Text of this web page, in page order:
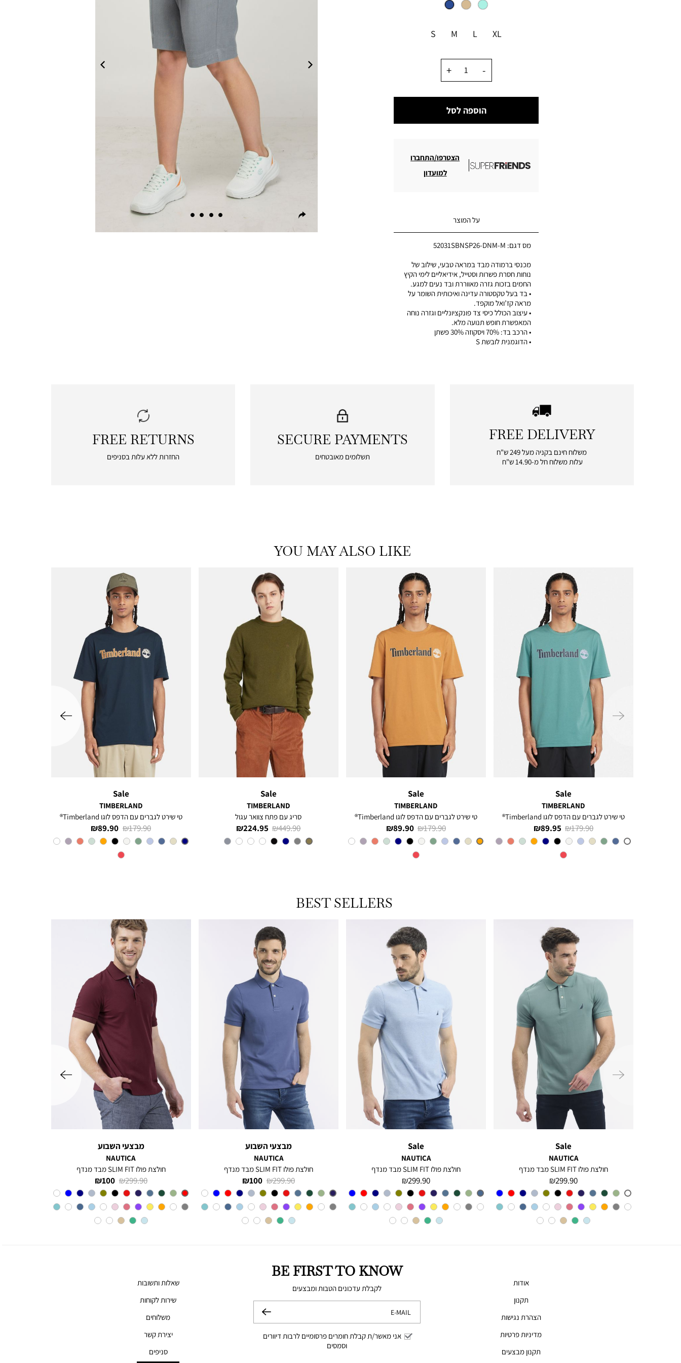
S M L XL
הוספה לסל
הצטרפו/התחברו
למועדון
על המוצר
מס דגם: 52031SBNSP26-DNM-M
מכנסי ברמודה מבד במראה טבעי, שילוב של
נוחות חסרת פשרות וסטייל, אידיאליים לימי הקיץ
החמים בזכות גזרה מאווררת ובד נעים למגע.
• בד בעל טקסטורה עדינה ואיכותית השומר על
מראה קז’ואל מוקפד.
• עיצוב הכולל כיסי צד פונקציונליים וגזרה נוחה
המאפשרת חופש תנועה מלא.
• הרכב בד: 70% ויסקוזה 30% פשתן
• הדוגמנית לובשת S
|
free
delivery
|
FREE DELIVERY
משלוח חינם בקניה מעל 249 ש"ח
עלות משלוח חל מ-14.90 ש"ח
|
payments
SECURE PAYMENTS
תשלומים מאובטחים
|
returns
FREE RETURNS
החזרות ללא עלות בסניפים
YOU MAY ALSO LIKE
ימינה
Sale
TIMBERLAND
טי שירט לגברים עם הדפס לוגו Timberland®
מחיר
מוצר
89.95 ₪
מחיר
רגיל
179.90 ₪
צבע
CL6
Sale
TIMBERLAND
טי שירט לגברים עם הדפס לוגו Timberland®
מחיר
מוצר
89.90 ₪
מחיר
רגיל
179.90 ₪
צבע
Orange
Sale
TIMBERLAND
סריג עם פתח צוואר עגול
מחיר
מוצר
224.95 ₪
מחיר
רגיל
449.90 ₪
צבע
OLIVE
Sale
TIMBERLAND
טי שירט לגברים עם הדפס לוגו Timberland®
מחיר
מוצר
89.90 ₪
מחיר
רגיל
179.90 ₪
צבע
Navy
שמאלה
BEST SELLERS
ימינה
Sale
NAUTICA
חולצת פולו SLIM FIT מבד מנדף
מחיר
מוצר
299.90 ₪
צבע
A6M
Sale
NAUTICA
חולצת פולו SLIM FIT מבד מנדף
מחיר
מוצר
299.90 ₪
צבע
CHARTER
BLUE
מבצעי השבוע
NAUTICA
חולצת פולו SLIM FIT מבד מנדף
מחיר
מוצר
100 ₪
מחיר
רגיל
299.90 ₪
צבע
BLUE
INDIGO
מבצעי השבוע
NAUTICA
חולצת פולו SLIM FIT מבד מנדף
מחיר
מוצר
100 ₪
מחיר
רגיל
299.90 ₪
צבע
Red
שמאלה
BE FIRST TO KNOW
לקבלת עדכונים הטבות ומבצעים
E-MAIL
אני מאשר/ת קבלת חומרים פרסומיים לרבות דיוורים
וסמסים
שלח
אודות
תקנון
הצהרת נגישות
מדיניות פרטיות
תקנון מבצעים
שאלות ותשובות
שירות לקוחות
משלוחים
יצירת קשר
סניפים